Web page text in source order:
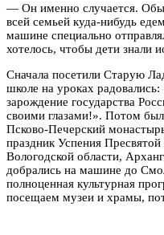
— Он именно случается.
всей семьей куда-нибудь
машине специально
хотелось, чтобы дети знали
Сначала посетили Старую
школе на уроках
зарождение государства
своими глазами!». Потом
Псково-Печерский
праздник Успения
Вологодской области,
добрались на машине до
полноценная культурная
посещаем музеи и храмы,